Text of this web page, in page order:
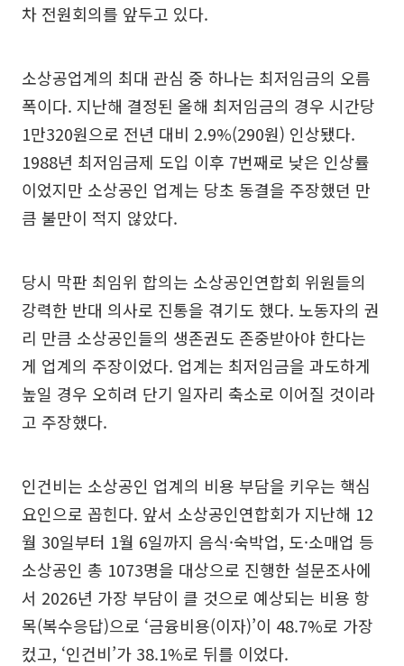
차 전원회의를 앞두고 있다.
소상공업계의 최대 관심 중 하나는 최저임금의 오름
폭이다. 지난해 결정된 올해 최저임금의 경우 시간당
1만320원으로 전년 대비 2.9%(290원) 인상됐다.
1988년 최저임금제 도입 이후 7번째로 낮은 인상률
이었지만 소상공인 업계는 당초 동결을 주장했던 만
큼 불만이 적지 않았다.
당시 막판 최임위 합의는 소상공인연합회 위원들의
강력한 반대 의사로 진통을 겪기도 했다. 노동자의 권
리 만큼 소상공인들의 생존권도 존중받아야 한다는
게 업계의 주장이었다. 업계는 최저임금을 과도하게
높일 경우 오히려 단기 일자리 축소로 이어질 것이라
고 주장했다.
인건비는 소상공인 업계의 비용 부담을 키우는 핵심
요인으로 꼽힌다. 앞서 소상공인연합회가 지난해 12
월 30일부터 1월 6일까지 음식·숙박업, 도·소매업 등
소상공인 총 1073명을 대상으로 진행한 설문조사에
서 2026년 가장 부담이 클 것으로 예상되는 비용 항
목(복수응답)으로 ‘금융비용(이자)’이 48.7%로 가장
컸고, ‘인건비’가 38.1%로 뒤를 이었다.